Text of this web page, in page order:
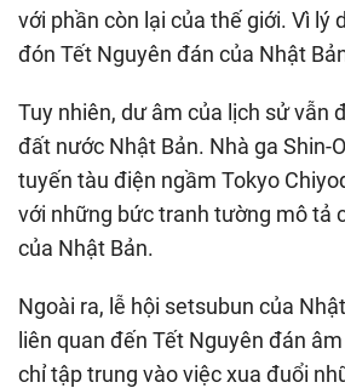
với phần còn lại của thế giới. Vì lý
đón Tết Nguyên đán của Nhật
Tuy nhiên, dư âm của lịch sử vẫn
đất nước Nhật Bản. Nhà ga Shin-
tuyến tàu điện ngầm Tokyo
với những bức tranh tường mô tả
của Nhật Bản.
Ngoài ra, lễ hội setsubun của
liên quan đến Tết Nguyên đán
chỉ tập trung vào việc xua đuổi